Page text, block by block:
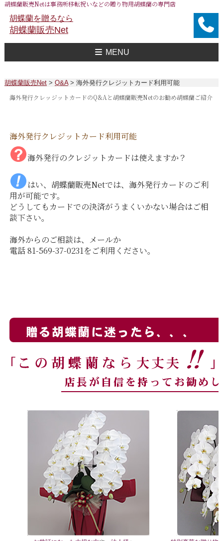
胡蝶蘭販売Netは事務所移転祝いなどの贈り物用胡蝶蘭の専門店
胡蝶蘭を贈るなら
胡蝶蘭販売Net
MENU
胡蝶蘭販売Net> Q&A> 海外発行クレジットカード利用可能
海外発行クレッジットカードのQ&Aと胡蝶蘭販売Netのお勧め胡蝶蘭ご紹介
海外発行クレジットカード利用可能
海外発行のクレジットカードは使えますか？
はい、胡蝶蘭販売Netでは、海外発行カードのご利
用が可能です。
どうしてもカードでの決済がうまくいかない場合はご相
談下さい。
海外からのご相談は、メールか
電話 81-569-37-0231をご利用ください。